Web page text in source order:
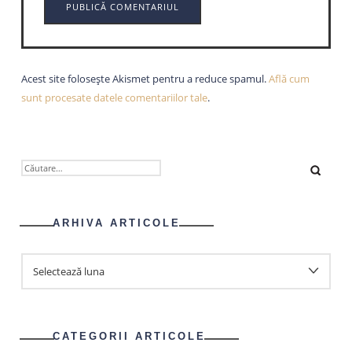
Acest site folosește Akismet pentru a reduce spamul.Află cum
sunt procesate datele comentariilor tale.
CAUTĂ
DUPĂ:
ARHIVA ARTICOLE
ARHIVA
ARTICOLE
CATEGORII ARTICOLE